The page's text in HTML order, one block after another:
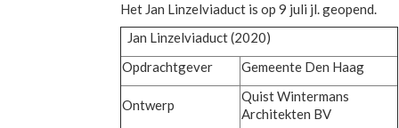
Het Jan Linzelviaduct is op 9 juli jl. geopend.
Jan Linzelviaduct (2020)
Opdrachtgever
Gemeente Den Haag
Ontwerp
Quist Wintermans
Architekten BV